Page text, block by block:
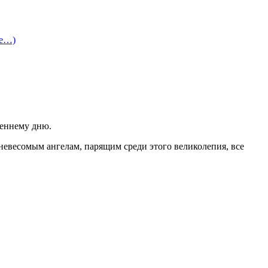
дню.
ангелам, парящим среди этого великолепия, все